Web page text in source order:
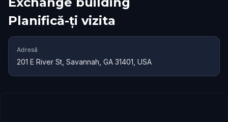
Planifică-ți vizita
Adresă
201 E River St, Savannah, GA 31401, USA